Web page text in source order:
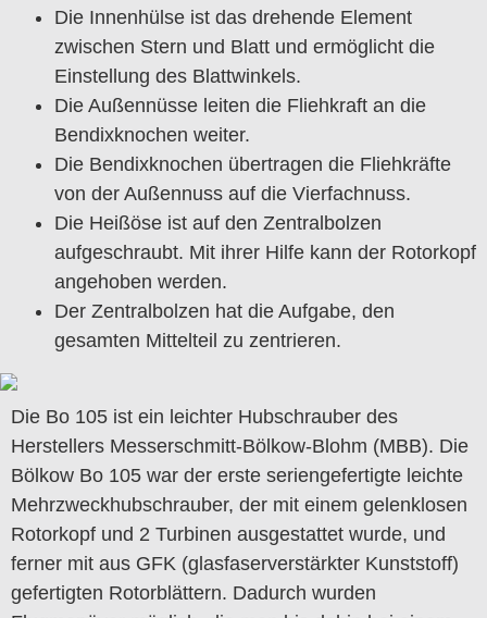
Die Innenhülse ist das drehende Element
zwischen Stern und Blatt und ermöglicht die
Einstellung des Blattwinkels.
Die Außennüsse leiten die Fliehkraft an die
Bendixknochen weiter.
Die Bendixknochen übertragen die Fliehkräfte
von der Außennuss auf die Vierfachnuss.
Die Heißöse ist auf den Zentralbolzen
aufgeschraubt. Mit ihrer Hilfe kann der Rotorkopf
angehoben werden.
Der Zentralbolzen hat die Aufgabe, den
gesamten Mittelteil zu zentrieren.
Die Bo 105 ist ein leichter Hubschrauber des
Herstellers Messerschmitt-Bölkow-Blohm (MBB). Die
Bölkow Bo 105 war der erste seriengefertigte leichte
Mehrzweckhubschrauber, der mit einem gelenklosen
Rotorkopf und 2 Turbinen ausgestattet wurde, und
ferner mit aus GFK (glasfaserverstärkter Kunststoff)
gefertigten Rotorblättern. Dadurch wurden